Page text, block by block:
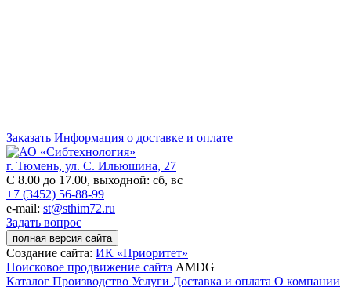
Заказать Информация о доставке и оплате
г. Тюмень, ул. С. Ильюшина, 27
С 8.00 до 17.00, выходной: сб, вс
+7 (3452) 56-88-99
e-mail: st@sthim72.ru
Задать вопрос
полная версия сайта
Создание сайта: ИК «Приоритет»
Поисковое продвижение сайта AMDG
Каталог Производство Услуги Доставка и оплата О компании